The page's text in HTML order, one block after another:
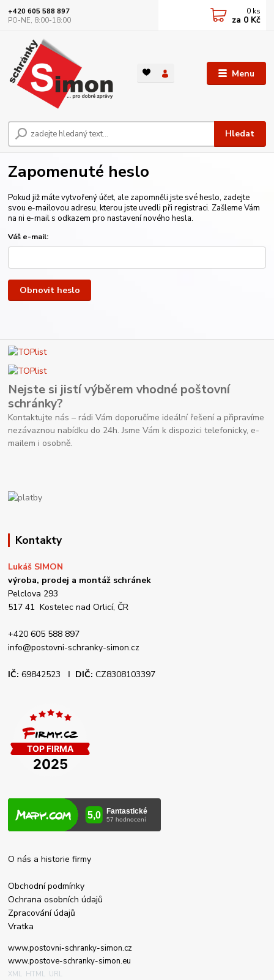
Menu
Hledat
+420 605 588 897
PO-NE, 8:00-18:00
0 ks
za 0 Kč
Zapomenuté heslo
Pokud již máte vytvořený účet, ale zapomněli jste své heslo, zadejte
svou e-mailovou adresu, kterou jste uvedli při registraci. Zašleme Vám
na ni e-mail s odkazem pro nastavení nového hesla.
Váš e-mail:
Obnovit heslo
Nejste si jistí výběrem vhodné poštovní
schránky?
Kontaktujte nás – rádi Vám doporučíme ideální řešení a připravíme
nezávaznou nabídku do 24h. Jsme Vám k dispozici telefonicky, e-
mailem i osobně.
Kontakty
Lukáš SIMON
výroba, prodej a montáž schránek
Pelclova 293
517 41 Kostelec nad Orlicí, ČR
+420 605 588 897
info@postovni-schranky-simon.cz
IČ: 69842523 Ι DIČ: CZ8308103397
O nás a historie firmy
Obchodní podmínky
Ochrana osobních údajů
Zpracování údajů
Vratka
www.postovni-schranky-simon.cz
www.postove-schranky-simon.eu
XML HTML URL